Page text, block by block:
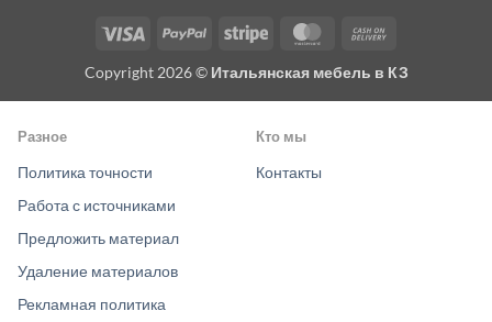
Visa PayPal Stripe MasterCard
Delivery
Copyright 2026 © Итальянская мебель в КЗ
Разное
Политика точности
Работа с источниками
Предложить материал
Удаление материалов
Рекламная политика
Кто мы
Контакты